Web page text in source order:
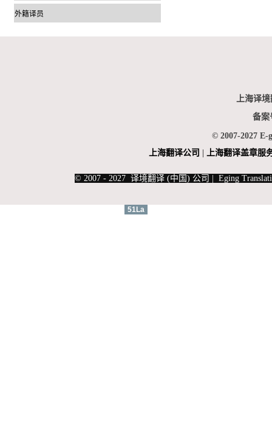
外籍译员
上海译
备案
© 2007-2027 E-
上海翻译公司 上海翻译盖章服
© 2007 - 2027 译境翻译 (中国) 公司 | Eging
51La